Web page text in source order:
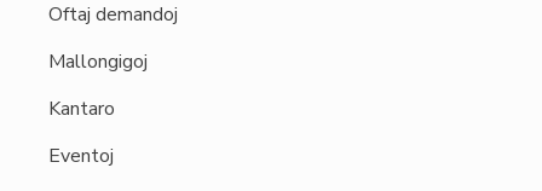
Oftaj demandoj
Mallongigoj
Kantaro
Eventoj